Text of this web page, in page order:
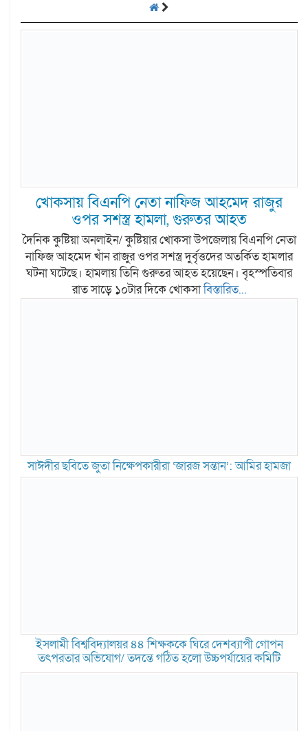
খোকসায় বিএনপি নেতা নাফিজ আহমেদ রাজুর
ওপর সশস্ত্র হামলা, গুরুতর আহত
দৈনিক কুষ্টিয়া অনলাইন/ কুষ্টিয়ার খোকসা উপজেলায় বিএনপি নেতা
নাফিজ আহমেদ খাঁন রাজুর ওপর সশস্ত্র দুর্বৃত্তদের অতর্কিত হামলার
ঘটনা ঘটেছে। হামলায় তিনি গুরুতর আহত হয়েছেন। বৃহস্পতিবার
রাত সাড়ে ১০টার দিকে খোকসাবিস্তারিত...
সাঈদীর ছবিতে জুতা নিক্ষেপকারীরা ‘জারজ সন্তান’: আমির হামজা
ইসলামী বিশ্ববিদ্যালয়র ৪৪ শিক্ষককে ঘিরে দেশব্যাপী গোপন
তৎপরতার অভিযোগ/ তদন্তে গঠিত হলো উচ্চপর্যায়ের কমিটি